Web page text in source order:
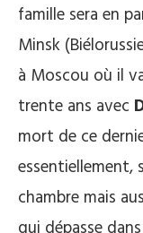
famille sera en
Minsk
à Moscou où il
trente ans avec
mort de ce
essentiellement,
chambre mais